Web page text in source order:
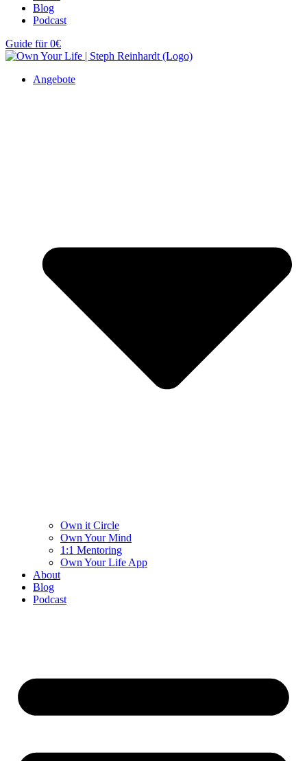
Blog
Podcast
Guide für 0€
Angebote
Own it Circle
Own Your Mind
1:1 Mentoring
Own Your Life App
About
Blog
Podcast